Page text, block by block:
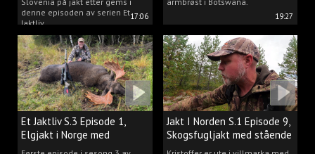
17:06
denne episoden av serien Et
Jaktliv.
19:27
Et Jaktliv S.3 Episode 1,
Elgjakt i Norge med
Kristoffer Clausen
Jakt I Norden S.1 Episode 9,
Skogsfugljakt med stående
hund.